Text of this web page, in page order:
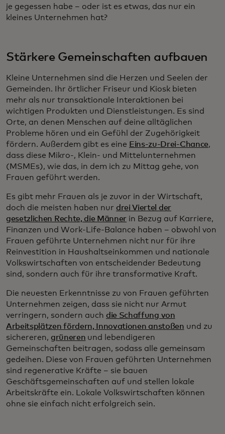
je gegessen habe – oder ist es etwas, das nur ein
kleines Unternehmen hat?
Stärkere Gemeinschaften aufbauen
Kleine Unternehmen sind die Herzen und Seelen der
Gemeinden. Ihr örtlicher Friseur und Kiosk bieten
mehr als nur transaktionale Interaktionen bei
wichtigen Produkten und Dienstleistungen. Es sind
Orte, an denen Menschen auf deine alltäglichen
Probleme hören und ein Gefühl der Zugehörigkeit
fördern. Außerdem gibt es eine Eins-zu-Drei-Chance,
dass diese Mikro-, Klein- und Mittelunternehmen
(MSMEs), wie das, in dem ich zu Mittag gehe, von
Frauen geführt werden.
Es gibt mehr Frauen als je zuvor in der Wirtschaft,
doch die meisten haben nur drei Viertel der
gesetzlichen Rechte, die Männer in Bezug auf Karriere,
Finanzen und Work-Life-Balance haben – obwohl von
Frauen geführte Unternehmen nicht nur für ihre
Reinvestition in Haushaltseinkommen und nationale
Volkswirtschaften von entscheidender Bedeutung
sind, sondern auch für ihre transformative Kraft.
Die neuesten Erkenntnisse zu von Frauen geführten
Unternehmen zeigen, dass sie nicht nur Armut
verringern, sondern auch die Schaffung von
Arbeitsplätzen fördern, Innovationen anstoßen und zu
sichereren, grüneren und lebendigeren
Gemeinschaften beitragen, sodass alle gemeinsam
gedeihen. Diese von Frauen geführten Unternehmen
sind regenerative Kräfte – sie bauen
Geschäftsgemeinschaften auf und stellen lokale
Arbeitskräfte ein. Lokale Volkswirtschaften können
ohne sie einfach nicht erfolgreich sein.